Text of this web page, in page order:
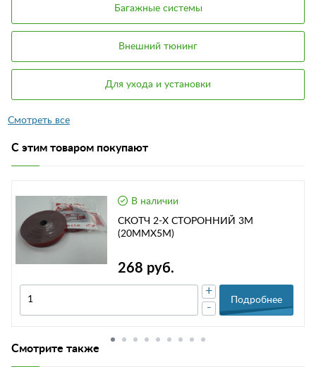
Багажные системы
Внешний тюнинг
Для ухода и установки
С этим товаром покупают
В наличии
СКОТЧ 2-Х СТОРОННИЙ 3М
(20ММХ5М)
268 руб.
-
+
Подробнее
Смотрите также